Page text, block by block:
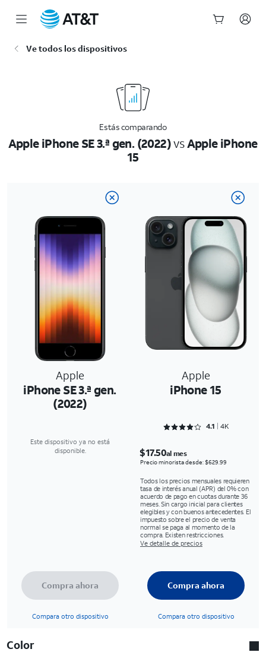
Ve todos los dispositivos
Estás comparando
Apple iPhone SE 3.ª gen. (2022)vsApple iPhone
15
Apple
iPhone SE 3.ª gen.
(2022)
Apple
iPhone 15
Rated 4.1216 out of 5
4.1 4K
Este dispositivo ya no está
disponible.
$17.50al mes
Precio minorista desde: $629.99
Todos los precios mensuales requieren
tasa de interés anual (APR) del 0% con
acuerdo de pago en cuotas durante 36
meses. Sin cargo inicial para clientes
elegibles y con buenos antecedentes. El
impuesto sobre el precio de venta
normal se paga al momento de la
compra. Existen restricciones.
Ve detalle de precios
Compra ahora
Compara otro dispositivo
Compra ahora
Compara otro dispositivo
Color